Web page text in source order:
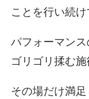
ことを行い続
パフォーマン
ゴリゴリ揉む施
その場だけ満